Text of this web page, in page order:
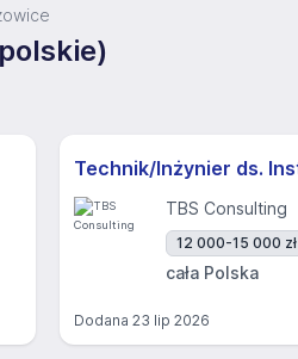
Technik/Inżynier ds.
TBS Consulting
12 000-15 000
cała Polska
Dodana 23 lip 2026